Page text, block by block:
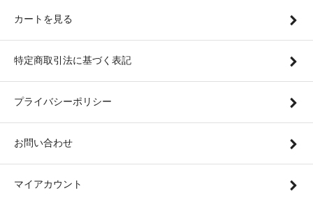
カートを見る
特定商取引法に基づく表記
プライバシーポリシー
お問い合わせ
マイアカウント